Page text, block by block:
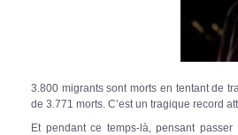
3.800 migrants sont morts en tentant de
de 3.771 morts. C’est un tragique record
Et pendant ce temps-là, pensant